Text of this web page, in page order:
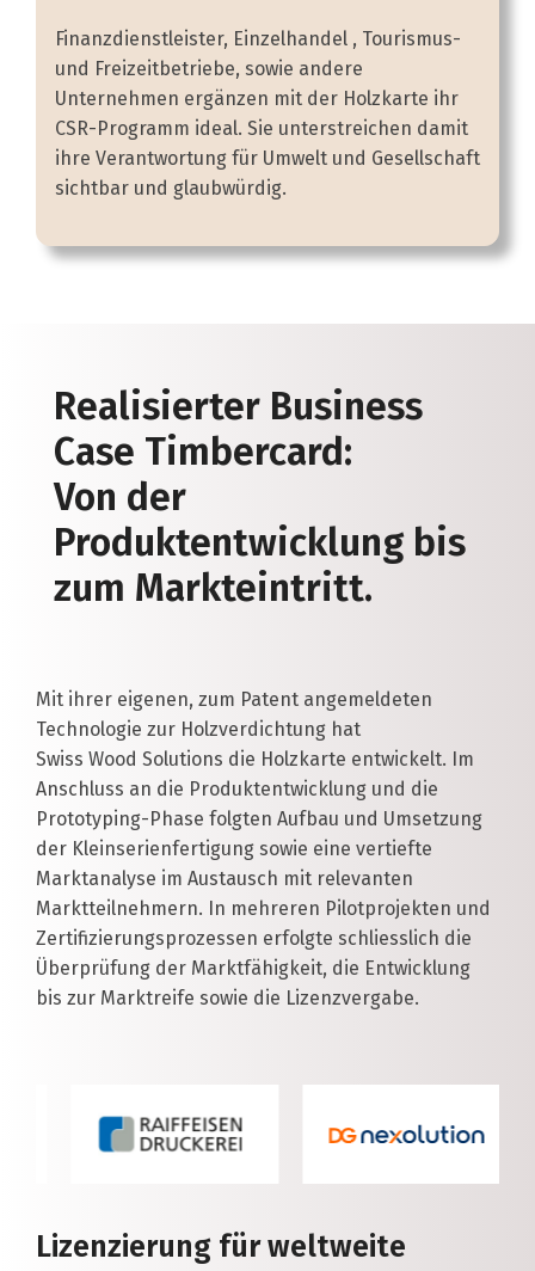
Finanzdienstleister, Einzelhandel , Tourismus-
und Freizeitbetriebe, sowie andere
Unternehmen ergänzen mit der Holzkarte ihr
CSR-Programm ideal. Sie unterstreichen damit
ihre Verantwortung für Umwelt und Gesellschaft
sichtbar und glaubwürdig.
Realisierter Business
Case Timbercard:
Von der
Produktentwicklung bis
zum Markteintritt.
Mit ihrer eigenen, zum Patent angemeldeten
Technologie zur Holzverdichtung hat
Swiss Wood Solutions die Holzkarte entwickelt. Im
Anschluss an die Produktentwicklung und die
Prototyping-Phase folgten Aufbau und Umsetzung
der Kleinserienfertigung sowie eine vertiefte
Marktanalyse im Austausch mit relevanten
Marktteilnehmern. In mehreren Pilotprojekten und
Zertifizierungsprozessen erfolgte schliesslich die
Überprüfung der Marktfähigkeit, die Entwicklung
bis zur Marktreife sowie die Lizenzvergabe.
Lizenzierung für weltweite